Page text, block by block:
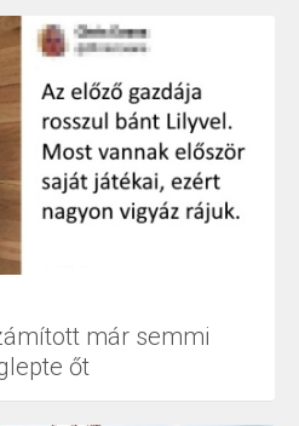
már semmi
őt